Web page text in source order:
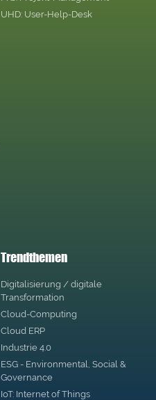
UHD: User-Help-Desk
Trendthemen
Digitalisierung / digitale
Transformation
Cloud-Computing
Cloud ERP
Industrie 4.0
ESG - Environmental, Social &
Governance
IoT: Internet of Things